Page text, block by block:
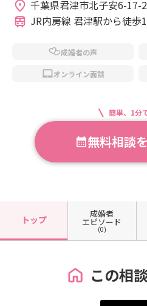
JR内房線 君津駅から徒歩
成婚者の声
オンライン面談
簡単、1分
無料相談
トップ
成婚者
エピソード
(0)
この相